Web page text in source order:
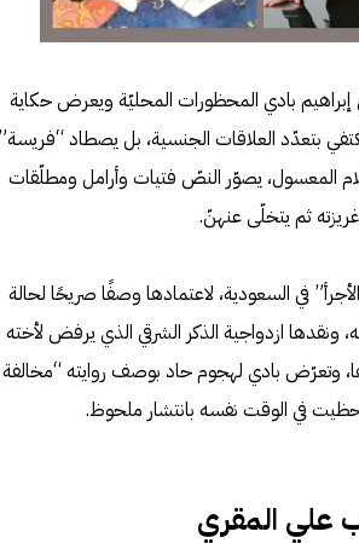
إبراهيم بادي المحظورات المحليّة ويعرض حكاية
بتعدّد العلاقات الجنسية، بل يصطاد
المعسول، يصوّر النصّ فتيات وأرامل ومطلّقات
ثم يتخلّى عنهنّ.
في السعودية، لاعتمادها وصفًا صريحًا لحالة
ونقدها ازدواجية الذكر الشرقي الذي يرفض لأخته
وتعرّض بادي لهجوم حاد بوصف روايته “مخالفة
حظيت في الوقت نفسه بانتشار ملحوظ.